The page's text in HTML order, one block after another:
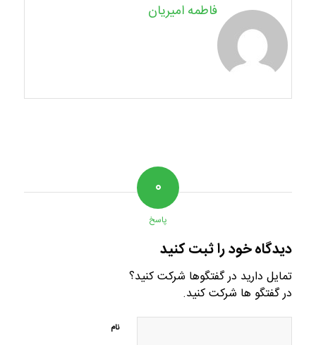
فاطمه امیریان
۰
پاسخ
دیدگاه خود را ثبت کنید
تمایل دارید در گفتگوها شرکت کنید؟
در گفتگو ها شرکت کنید.
نام